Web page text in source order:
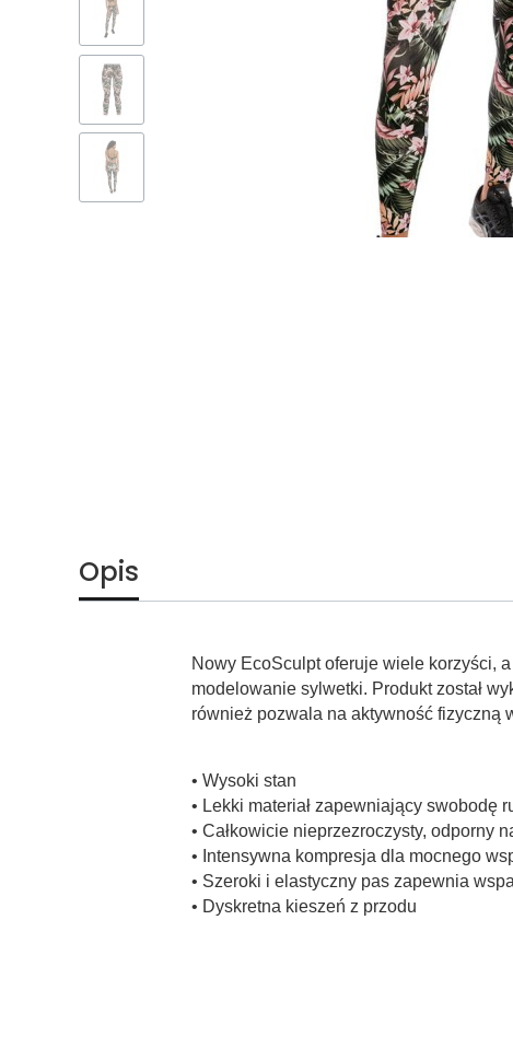
Opis
Nowy EcoSculpt oferuje wiele korzyści,
modelowanie sylwetki. Produkt został
również pozwala na aktywność fizyczną
• Wysoki stan
• Lekki materiał zapewniający swobodę
• Całkowicie nieprzezroczysty, odporny
• Intensywna kompresja dla mocnego
• Szeroki i elastyczny pas zapewnia
• Dyskretna kieszeń z przodu